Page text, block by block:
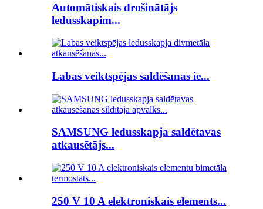
Automātiskais drošinātājs
ledusskapim...
Labas veiktspējas saldēšanas ie...
SAMSUNG ledusskapja saldētavas
atkausētājs...
250 V 10 A elektroniskais elements...